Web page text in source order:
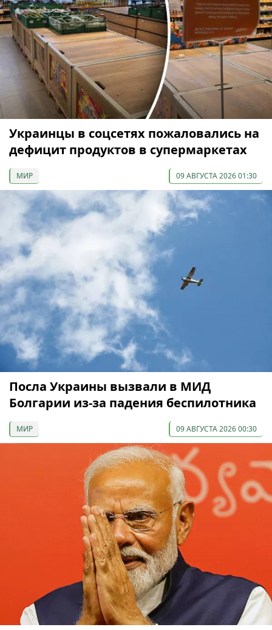
Украинцы в соцсетях пожаловались на
дефицит продуктов в супермаркетах
МИР 09 АВГУСТА 2026 01:30
Посла Украины вызвали в МИД
Болгарии из-за падения беспилотника
МИР 09 АВГУСТА 2026 00:30